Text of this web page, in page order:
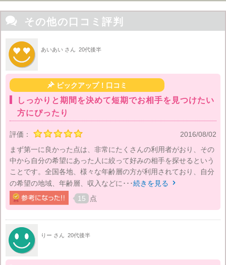
 その他の口コミ評判
あいあい さん 20代後半
ピックアップ！口コミ
しっかりと期間を決めて短期でお相手を見つけたい
方にぴったり
評価：
2016/08/02
まず第一に良かった点は、非常にたくさんの利用者がおり、その
中から自分の希望にあった人に絞って好みの相手を探せるという
ことです。全国各地、様々な年齢層の方が利用されており、自分
の希望の地域、年齢層、収入などに･･･続きを見る 
15 点
りー さん 20代後半